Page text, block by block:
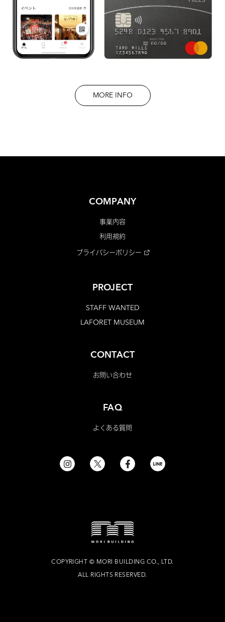
MORE INFO
COMPANY
事業内容
利用規約
プライバシーポリシー
PROJECT
STAFF WANTED
LAFORET MUSEUM
CONTACT
お問い合わせ
FAQ
よくある質問
COPYRIGHT © MORI BUILDING CO., LTD.
ALL RIGHTS RESERVED.